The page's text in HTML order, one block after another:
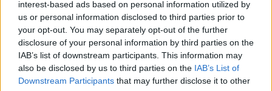
interest-based ads based on personal information utilized by
us or personal information disclosed to third parties prior to
your opt-out. You may separately opt-out of the further
disclosure of your personal information by third parties on the
IAB’s list of downstream participants. This information may
also be disclosed by us to third parties on the IAB’s List of
Downstream Participants that may further disclose it to other
történelmi mélységekben és párhuzamokban
érzékeltető veretesség, erkölcsi látásmód és
a sokszínű (abszurd, groteszk) modernség
egyaránt jellemző... Határozott történeti
tudatosság, etikai ítélőképesség, példázatos
sorsvállalás és magatartásvizsgálat adja